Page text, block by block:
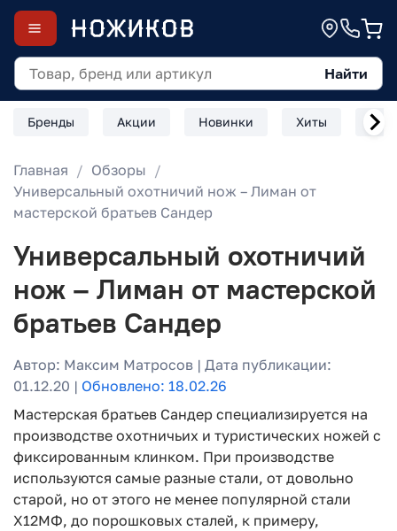
Найти
Бренды Акции Новинки Хиты
Главная
Обзоры
Универсальный охотничий нож – Лиман от
мастерской братьев Сандер
Универсальный охотничий
нож – Лиман от мастерской
братьев Сандер
Автор: Максим Матросов | Дата публикации:
01.12.20 | Обновлено: 18.02.26
Мастерская братьев Сандер специализируется на
производстве охотничьих и туристических ножей с
фиксированным клинком. При производстве
используются самые разные стали, от довольно
старой, но от этого не менее популярной стали
Х12МФ, до порошковых сталей, к примеру,